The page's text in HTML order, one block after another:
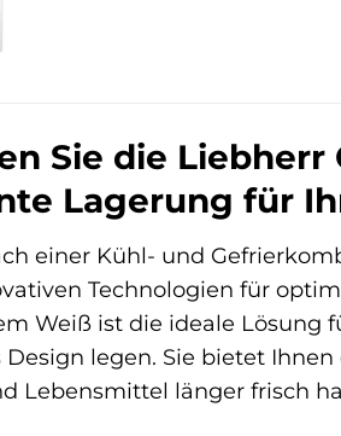
Sie die Liebherr
Lagerung für
einer Kühl- und
Technologien für
Weiß ist die ideale Lösung
legen. Sie bietet
Lebensmittel länger frisch